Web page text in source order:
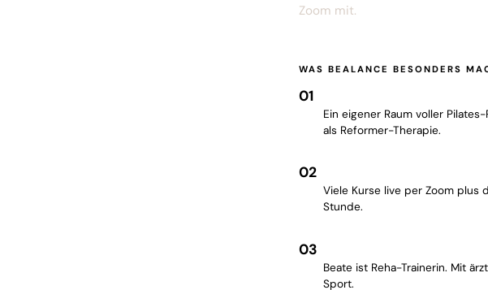
Zoom mit.
WAS BEALANCE BESONDERS
01
Ein eigener Raum voller
als Reformer-Therapie.
02
Viele Kurse live per Zoom plus
Stunde.
03
Beate ist Reha-Trainerin. Mit
Sport.